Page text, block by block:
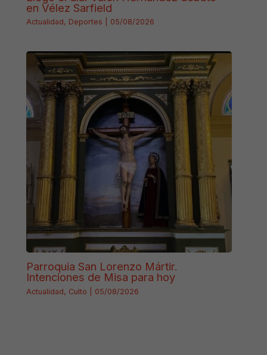
en Vélez Sarfield
Actualidad, Deportes 05/08/2026
Parroquia San Lorenzo Mártir.
Intenciones de Misa para hoy
Actualidad, Culto 05/08/2026